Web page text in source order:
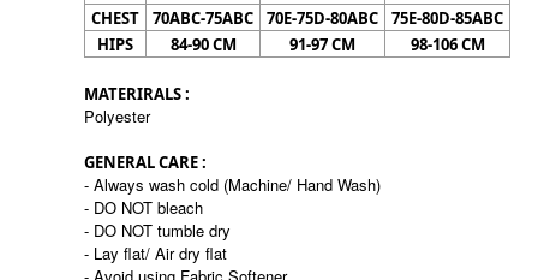
CHEST
70ABC-75ABC 70E-75D-80ABC
75E-80D-85ABC
HIPS
84-90 CM 91-97 CM 98-106 CM
MATERIRALS :
Polyester
GENERAL CARE :
- Always wash cold (Machine/ Hand Wash)
- DO NOT bleach
- DO NOT tumble dry
- Lay flat/ Air dry flat